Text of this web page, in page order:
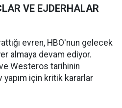
VE EJDERHALAR
evren, HBO'nun gelecek
almaya devam ediyor.
ve Westeros tarihinin
için kritik kararlar